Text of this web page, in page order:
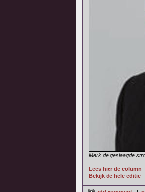
Merk de geslaagde
Lees hier de column
Bekijk de hele editie